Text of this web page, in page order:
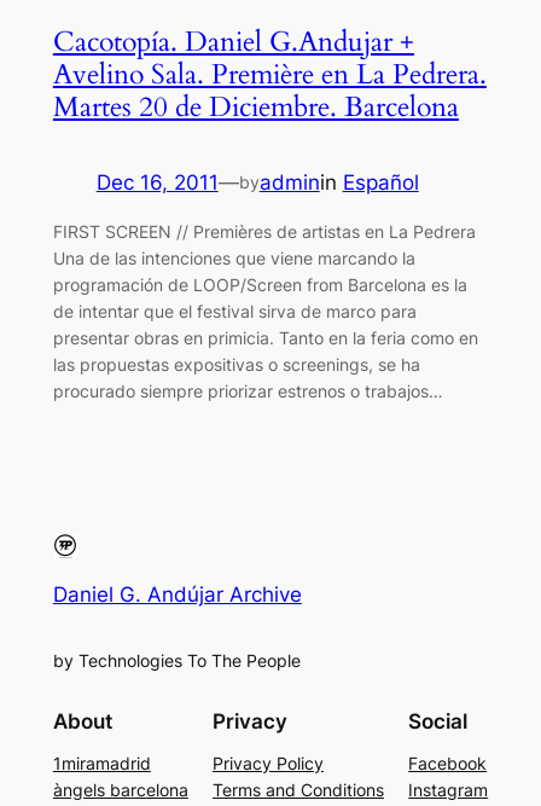
Cacotopía. Daniel G.Andujar +
Avelino Sala. Première en La Pedrera.
Martes 20 de Diciembre. Barcelona
Dec 16, 2011—byadminin Español
FIRST SCREEN // Premières de artistas en La Pedrera
Una de las intenciones que viene marcando la
programación de LOOP/Screen from Barcelona es la
de intentar que el festival sirva de marco para
presentar obras en primicia. Tanto en la feria como en
las propuestas expositivas o screenings, se ha
procurado siempre priorizar estrenos o trabajos…
Daniel G. Andújar Archive
by Technologies To The People
About
1miramadrid
àngels barcelona
Privacy
Privacy Policy
Terms and Conditions
Social
Facebook
Instagram